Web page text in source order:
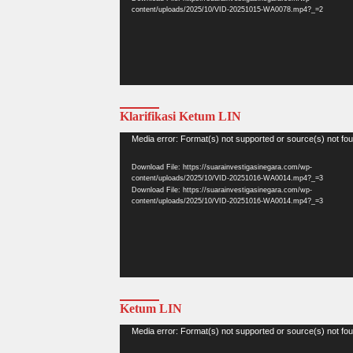
content/uploads/2025/10/VID-20251015-WA0078.mp4?_=2
Klarifikasi Ketum LIN
Video
Media error: Format(s) not supported or source(s) not
Download File: https://suarainvestigasinegara.com/wp-
content/uploads/2025/10/VID-20251016-WA0014.mp4?_=3
Download File: https://suarainvestigasinegara.com/wp-
content/uploads/2025/10/VID-20251016-WA0014.mp4?_=3
Ketum LIN
Video
Media error: Format(s) not supported or source(s) not